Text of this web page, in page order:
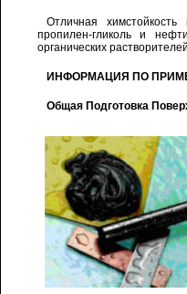
Отличная
пропилен-гликоль и
органических
ИНФОРМАЦИЯ ПО
Общая Подготовка